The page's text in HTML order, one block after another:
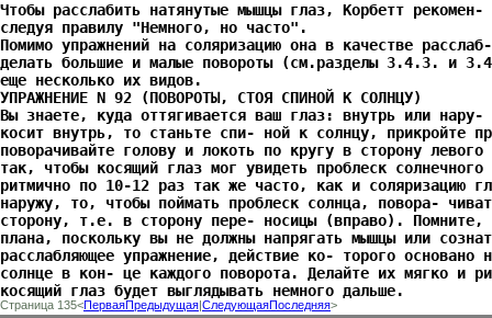
Чтобы расслабить натянутые мышцы глаз, Корбетт рекомен-
следуя правилу "Немного, но часто".
Помимо упражнений на соляризацию она в качестве
делать большие и малые повороты (см.разделы 3.4.3. и
еще несколько их видов.
УПРАЖНЕНИЕ N 92 (ПОВОРОТЫ, СТОЯ СПИНОЙ К СОЛНЦУ)
Вы знаете, куда оттягивается ваш глаз: внутрь или
косит внутрь, то станьте спи- ной к солнцу, прикройте
поворачивайте голову и локоть по кругу в сторону
так, чтобы косящий глаз мог увидеть проблеск
ритмично по 10-12 раз так же часто, как и соляризацию
наружу, то, чтобы поймать проблеск солнца, повора-
сторону, т.е. в сторону пере- носицы (вправо). Помните,
плана, поскольку вы не должны напрягать мышцы или
расслабляющее упражнение, действие ко- торого основано
солнце в кон- це каждого поворота. Делайте их мягко и
косящий глаз будет выглядывать немного дальше.
Страница 135<ПерваяПредыдущая|СледующаяПоследняя>